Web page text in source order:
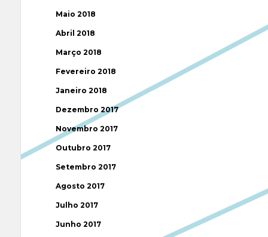
Maio 2018
Abril 2018
Março 2018
Fevereiro 2018
Janeiro 2018
Dezembro 2017
Novembro 2017
Outubro 2017
Setembro 2017
Agosto 2017
Julho 2017
Junho 2017